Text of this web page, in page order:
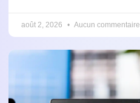
août 2, 2026 Aucun commentaire